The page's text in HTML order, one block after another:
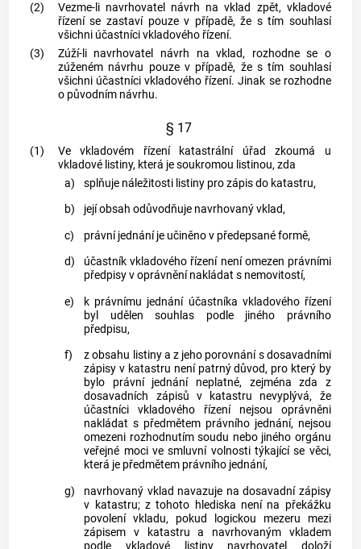
(2)
Vezme-li navrhovatel návrh na vklad zpět, vkladové
řízení se zastaví pouze v případě, že s tím souhlasí
všichni účastníci vkladového řízení.
(3)
Zúží-li navrhovatel návrh na vklad, rozhodne se o
zúženém návrhu pouze v případě, že s tím souhlasí
všichni účastníci vkladového řízení. Jinak se rozhodne
o původním návrhu.
§ 17
(1)
Ve vkladovém řízení katastrální úřad zkoumá u
vkladové listiny, která je soukromou listinou, zda
a)
splňuje náležitosti listiny pro zápis do katastru,
b)
její obsah odůvodňuje navrhovaný vklad,
c)
právní jednání je učiněno v předepsané formě,
d)
účastník vkladového řízení není omezen právními
předpisy v oprávnění nakládat s nemovitostí,
e)
k právnímu jednání účastníka vkladového řízení
byl udělen souhlas podle jiného právního
předpisu,
f)
z obsahu listiny a z jeho porovnání s dosavadními
zápisy v katastru není patrný důvod, pro který by
bylo právní jednání neplatné, zejména zda z
dosavadních zápisů v
katastru nevyplývá, že
účastníci vkladového řízení nejsou oprávněni
nakládat s předmětem právního jednání, nejsou
omezeni rozhodnutím soudu nebo jiného orgánu
veřejné moci ve smluvní volnosti týkající se věci,
která je předmětem právního jednání,
g)
navrhovaný vklad navazuje na dosavadní zápisy
v katastru; z tohoto hlediska není na překážku
povolení vkladu, pokud logickou mezeru mezi
zápisem v
katastru a navrhovaným vkladem
podle vkladové listiny navrhovatel doloží